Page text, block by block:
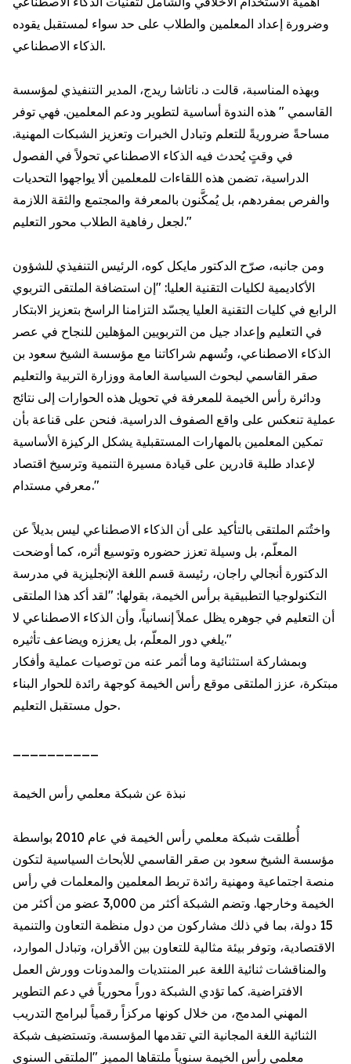
وضرورة إعداد المعلمين والطلاب على حد سواء لمستقبل يقوده
الذكاء الاصطناعي.
وبهذه المناسبة، قالت د. ناتاشا ريدج، المدير التنفيذي لمؤسسة
القاسمي " هذه الندوة أساسية لتطوير ودعم المعلمين. فهي توفر
مساحةً ضروريةً للتعلم وتبادل الخبرات وتعزيز الشبكات المهنية.
في وقتٍ يُحدث فيه الذكاء الاصطناعي تحولاً في الفصول
الدراسية، تضمن هذه اللقاءات للمعلمين ألا يواجهوا التحديات
والفرص بمفردهم، بل يُمكَّنون بالمعرفة والمجتمع والثقة اللازمة
لجعل رفاهية الطلاب محور التعليم."
ومن جانبه، صرّح الدكتور مايكل كوه، الرئيس التنفيذي للشؤون
الأكاديمية لكليات التقنية العليا: "إن استضافة الملتقى التربوي
الرابع في كليات التقنية العليا يجسّد التزامنا الراسخ بتعزيز الابتكار
في التعليم وإعداد جيل من التربويين المؤهلين للنجاح في عصر
الذكاء الاصطناعي، وتُسهم شراكاتنا مع مؤسسة الشيخ سعود بن
صقر القاسمي لبحوث السياسة العامة ووزارة التربية والتعليم
ودائرة رأس الخيمة للمعرفة في تحويل هذه الحوارات إلى نتائج
عملية تنعكس على واقع الصفوف الدراسية. فنحن على قناعة بأن
تمكين المعلمين بالمهارات المستقبلية يشكل الركيزة الأساسية
لإعداد طلبة قادرين على قيادة مسيرة التنمية وترسيخ اقتصاد
معرفي مستدام."
واختُتم الملتقى بالتأكيد على أن الذكاء الاصطناعي ليس بديلاً عن
المعلّم، بل وسيلة تعزز حضوره وتوسيع أثره، كما أوضحت
الدكتورة أنجالي راجان، رئيسة قسم اللغة الإنجليزية في مدرسة
التكنولوجيا التطبيقية برأس الخيمة، بقولها: "لقد أكد هذا الملتقى
أن التعليم في جوهره يظل عملاً إنسانياً، وأن الذكاء الاصطناعي لا
يلغي دور المعلّم، بل يعززه ويضاعف تأثيره."
وبمشاركة استثنائية وما أثمر عنه من توصيات عملية وأفكار
مبتكرة، عزز الملتقى موقع رأس الخيمة كوجهة رائدة للحوار البناء
حول مستقبل التعليم.
نبذة عن شبكة معلمي رأس الخيمة
أُطلقت شبكة معلمي رأس الخيمة في عام 2010 بواسطة
مؤسسة الشيخ سعود بن صقر القاسمي للأبحاث السياسية لتكون
منصة اجتماعية ومهنية رائدة تربط المعلمين والمعلمات في رأس
الخيمة وخارجها. وتضم الشبكة أكثر من 3,000 عضو من أكثر من
15 دولة، بما في ذلك مشاركون من دول منظمة التعاون والتنمية
الاقتصادية، وتوفر بيئة مثالية للتعاون بين الأقران، وتبادل الموارد،
والمناقشات ثنائية اللغة عبر المنتديات والمدونات وورش العمل
الافتراضية. كما تؤدي الشبكة دوراً محورياً في دعم التطوير
المهني المدمج، من خلال كونها مركزاً رقمياً لبرامج التدريب
الثنائية اللغة المجانية التي تقدمها المؤسسة. وتستضيف شبكة
معلمي رأس الخيمة سنوياً ملتقاها المميز "الملتقى السنوي